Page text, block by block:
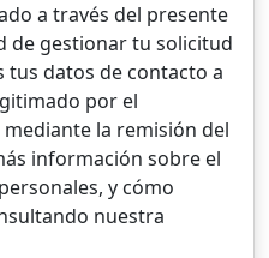
a través del presente
de gestionar tu solicitud
tus datos de contacto a
por el
la remisión del
información sobre el
y cómo
nuestra